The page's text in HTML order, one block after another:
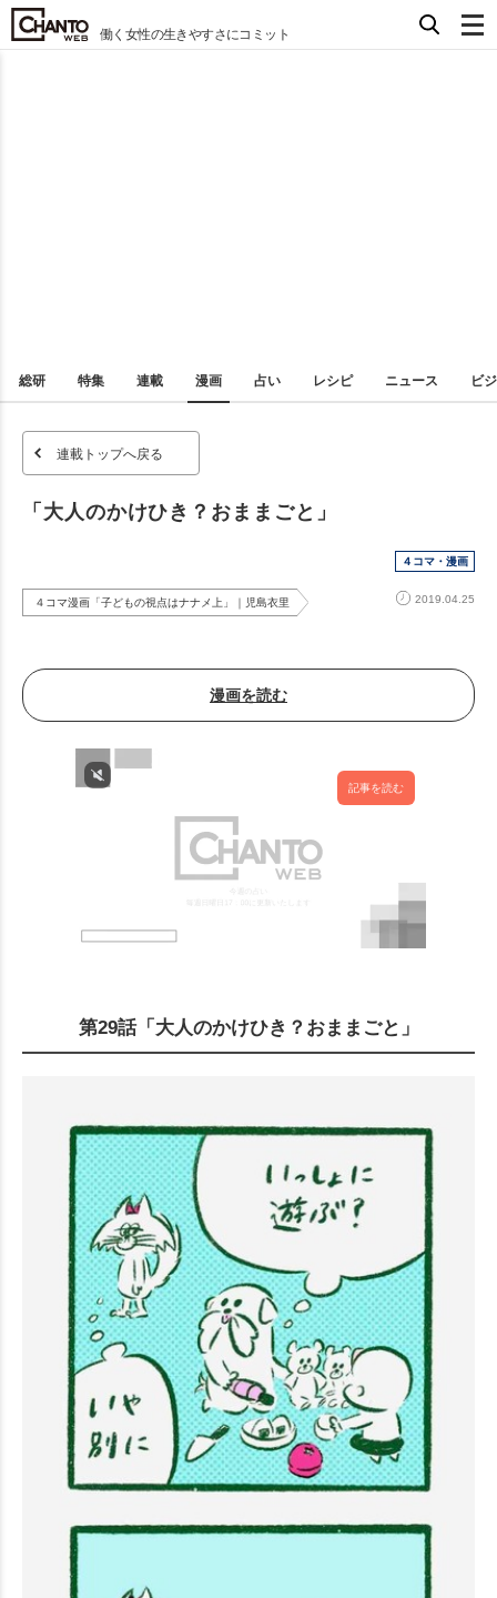
働く女性の生きやすさにコミット
総研 特集 連載 漫画 占い レシピ ニュース ビ
連載トップへ戻る
「大人のかけひき？おままごと」
４コマ・漫画
４コマ漫画「子どもの視点はナナメ上」｜児島衣里 2019.04.25
漫画を読む
記事を読む
第29話「大人のかけひき？おままごと」